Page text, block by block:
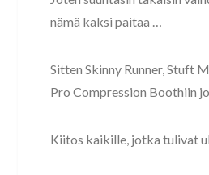
nämä kaksi paitaa …
Sitten Skinny Runner, Stuft
Pro Compression Boothiin
Kiitos kaikille, jotka tulivat